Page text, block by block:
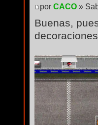
por CACO »
Buenas,